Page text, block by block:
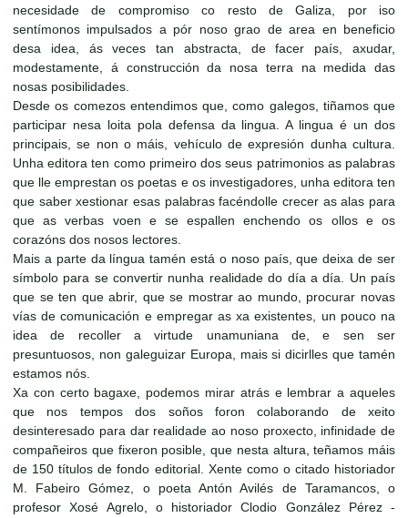
necesidade de compromiso co resto de Galiza, por iso
sentímonos impulsados a pór noso grao de area en beneficio
desa idea, ás veces tan abstracta, de facer país, axudar,
modestamente, á construcción da nosa terra na medida das
nosas posibilidades.
Desde os comezos entendimos que, como galegos, tiñamos que
participar nesa loita pola defensa da lingua. A lingua é un dos
principais, se non o máis, vehículo de expresión dunha cultura.
Unha editora ten como primeiro dos seus patrimonios as palabras
que lle emprestan os poetas e os investigadores, unha editora ten
que saber xestionar esas palabras facéndolle crecer as alas para
que as verbas voen e se espallen enchendo os ollos e os
corazóns dos nosos lectores.
Mais a parte da língua tamén está o noso país, que deixa de ser
símbolo para se convertir nunha realidade do día a día. Un país
que se ten que abrir, que se mostrar ao mundo, procurar novas
vías de comunicación e empregar as xa existentes, un pouco na
idea de recoller a virtude unamuniana de, e sen ser
presuntuosos, non galeguizar Europa, mais si dicirlles que tamén
estamos nós.
Xa con certo bagaxe, podemos mirar atrás e lembrar a aqueles
que nos tempos dos soños foron colaborando de xeito
desinteresado para dar realidade ao noso proxecto, infinidade de
compañeiros que fixeron posible, que nesta altura, teñamos máis
de 150 títulos de fondo editorial. Xente como o citado historiador
M. Fabeiro Gómez, o poeta Antón Avilés de Taramancos, o
profesor Xosé Agrelo, o historiador Clodio González Pérez -